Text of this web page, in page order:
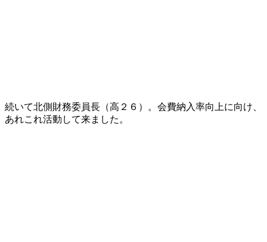
続いて北側財務委員長（高２６）。会費納入率向上に向け、
あれこれ活動して来ました。